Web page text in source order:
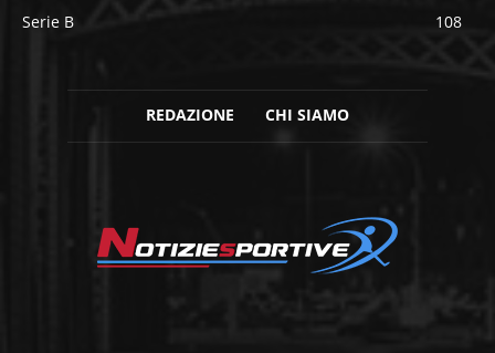
Serie B
108
REDAZIONE CHI SIAMO